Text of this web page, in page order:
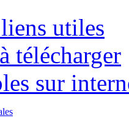
utiles
télécharger
sur